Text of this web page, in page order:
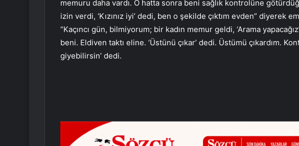
memuru daha vardı. O hatta sonra beni sağlık kontrolüne
izin verdi, ‘Kızınız iyi’ dedi, ben o şekilde çıktım evden” diyerek
“Kaçıncı gün, bilmiyorum; bir kadın memur geldi, ‘Arama
beni. Eldiven taktı eline. ‘Üstünü çıkar’ dedi. Üstümü çıkardım.
giyebilirsin’ dedi.